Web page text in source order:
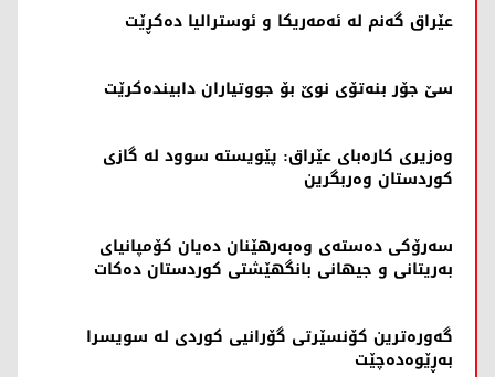
عێراق گەنم لە ئەمەریکا و ئوسترالیا دەکڕێت
سێ جۆر بنه‌تۆی نوێ بۆ جووتیاران دابینده‌كرێت
وەزیری کارەبای عێراق: پێویسته‌ سوود لە گازی
کوردستان وەربگرین
سەرۆکی دەستەی وەبەرهێنان دەیان کۆمپانیای
بەریتانی و جیهانی بانگهێشتی کوردستان دەکات
گەورەترین کۆنسێرتی گۆرانیی كوردی لە سویسرا
به‌ڕێوه‌ده‌چێت